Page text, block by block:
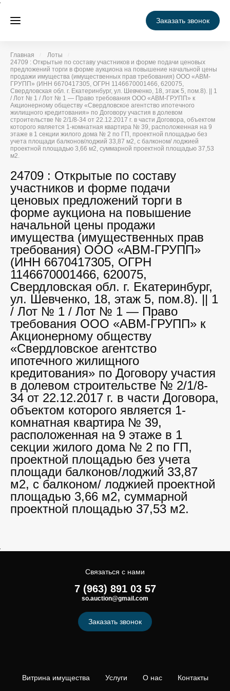
Заказать звонок
Главная
Лоты
24709 : Открытые по составу участников и форме подачи ценовых
предложений торги в форме аукциона на повышение начальной цены
продажи имущества (имущественных прав требования) ООО «АВМ-
ГРУПП» (ИНН 6670417305, ОГРН 1146670001466, 620075,
Свердловская обл. г. Екатеринбург, ул. Шевченко, 18, этаж 5, пом.8). || 1
/ Лот № 1 / Лот № 1 — Право требования ООО «АВМ-ГРУПП» к
Акционерному обществу «Свердловское агентство ипотечного
жилищного кредитования» по Договору участия в долевом
строительстве № 2/1/8-34 от 22.12.2017 г. в части Договора, объектом
которого является 1-комнатная квартира № 39, расположенная на 9
этаже в 1 секции жилого дома № 2 по ГП, проектной площадью без
учета площади балконов/лоджий 33,87 м2, с балконом/ лоджией
проектной площадью 3,66 м2, суммарной проектной площадью 37,53
м2.
24709 : Открытые по составу
участников и форме подачи
ценовых предложений торги в
форме аукциона на повышение
начальной цены продажи
имущества (имущественных прав
требования) ООО «АВМ-ГРУПП»
(ИНН 6670417305, ОГРН
1146670001466, 620075,
Свердловская обл. г. Екатеринбург,
ул. Шевченко, 18, этаж 5, пом.8). || 1
/ Лот № 1 / Лот № 1 — Право
требования ООО «АВМ-ГРУПП» к
Акционерному обществу
«Свердловское агентство
ипотечного жилищного
кредитования» по Договору участия
в долевом строительстве № 2/1/8-
34 от 22.12.2017 г. в части Договора,
объектом которого является 1-
комнатная квартира № 39,
расположенная на 9 этаже в 1
секции жилого дома № 2 по ГП,
проектной площадью без учета
площади балконов/лоджий 33,87
м2, с балконом/ лоджией проектной
площадью 3,66 м2, суммарной
проектной площадью 37,53 м2.
Витрина имущества Услуги О нас Контакты
Связаться с нами
7 (963) 891 03 57
so.auction@gmail.com
Заказать звонок